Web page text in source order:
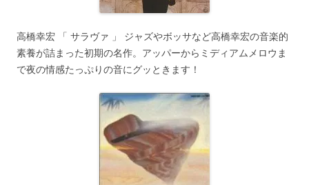
高橋幸宏 「 サラヴァ 」 ジャズやボッサなど高橋幸宏の音楽的
素養が詰まった初期の名作。アッパーからミディアムメロウま
で夜の情感たっぷりの音にグッときます！